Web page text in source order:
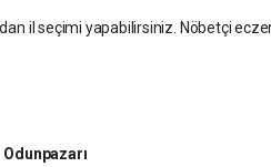
il seçimi yapabilirsiniz. Nöbetçi
Odunpazarı